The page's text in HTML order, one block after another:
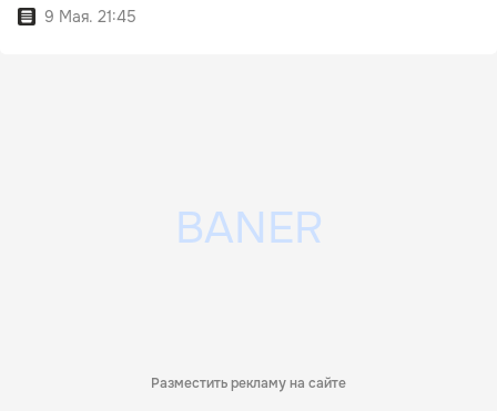
9 Мая. 21:45
Разместить рекламу на сайте